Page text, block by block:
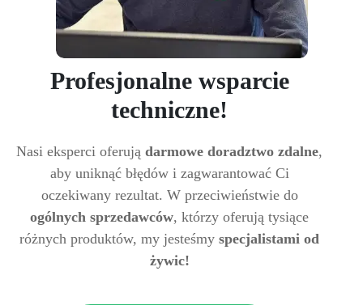
Profesjonalne wsparcie
techniczne!
Nasi eksperci oferują darmowe doradztwo zdalne,
aby uniknąć błędów i zagwarantować Ci
oczekiwany rezultat. W przeciwieństwie do
ogólnych sprzedawców, którzy oferują tysiące
różnych produktów, my jesteśmy specjalistami od
żywic!